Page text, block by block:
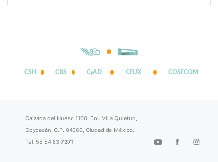
CSH CBS CyAD CEUX COSECOM
Calzada del Hueso 1100, Col. Villa Quietud,
Coyoacán, C.P. 04960, Ciudad de México.
Tel. 55 54 837371